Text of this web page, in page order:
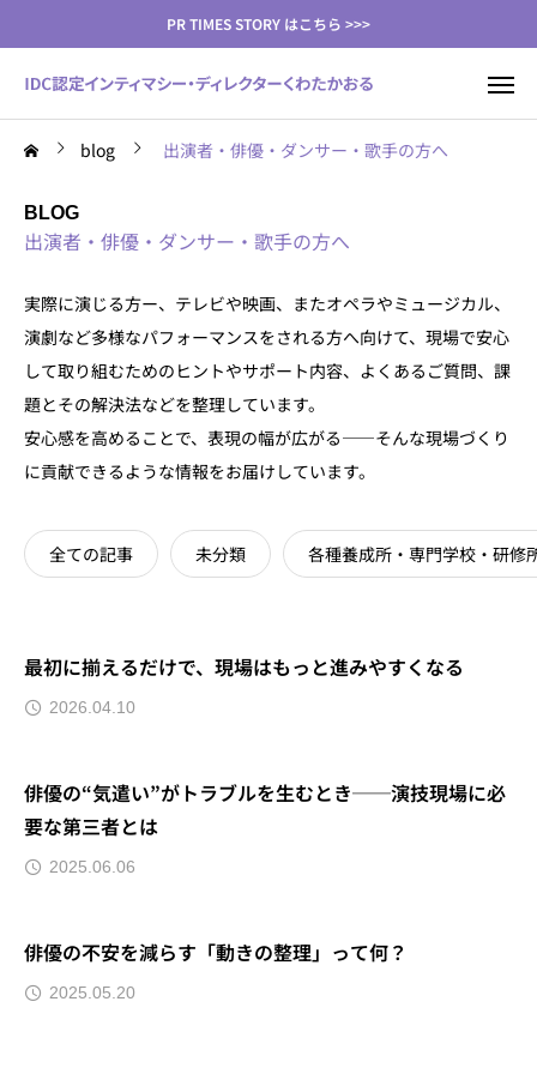
PR TIMES STORY はこちら >>>
blog 出演者・俳優・ダンサー・歌手の方へ
BLOG
出演者・俳優・ダンサー・歌手の方へ
実際に演じる方ー、テレビや映画、またオペラやミュージカル、
演劇など多様なパフォーマンスをされる方へ向けて、現場で安心
して取り組むためのヒントやサポート内容、よくあるご質問、課
題とその解決法などを整理しています。
安心感を高めることで、表現の幅が広がる――そんな現場づくり
に貢献できるような情報をお届けしています。
全ての記事 未分類 各種養成所・専門学校・研修
最初に揃えるだけで、現場はもっと進みやすくなる
2026.04.10
俳優の“気遣い”がトラブルを生むとき──演技現場に必
要な第三者とは
2025.06.06
俳優の不安を減らす「動きの整理」って何？
2025.05.20